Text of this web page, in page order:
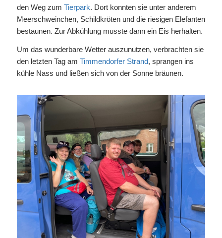
den Weg zum Tierpark. Dort konnten sie unter anderem
Meerschweinchen, Schildkröten und die riesigen Elefanten
bestaunen. Zur Abkühlung musste dann ein Eis herhalten.
Um das wunderbare Wetter auszunutzen, verbrachten sie
den letzten Tag am Timmendorfer Strand, sprangen ins
kühle Nass und ließen sich von der Sonne bräunen.